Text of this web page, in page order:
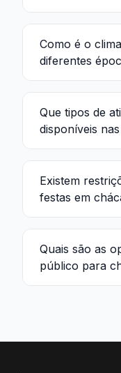
Como é o
diferentes
Que tipos de
disponíveis
Existem
festas em
Quais são as
público para